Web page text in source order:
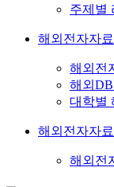
주제별
해외전자자
해외전
해외
대학별
해외전자자료
해외전